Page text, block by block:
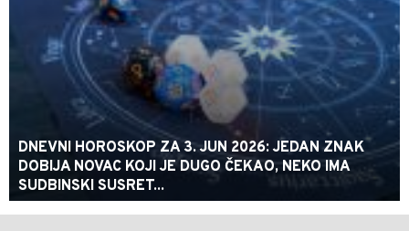
DNEVNI HOROSKOP ZA 3. JUN 2026: JEDAN ZNAK
DOBIJA NOVAC KOJI JE DUGO ČEKAO, NEKO IMA
SUDBINSKI SUSRET...